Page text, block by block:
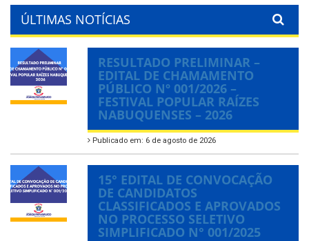
ÚLTIMAS NOTÍCIAS
RESULTADO PRELIMINAR –
EDITAL DE CHAMAMENTO
PÚBLICO Nº 001/2026 –
FESTIVAL POPULAR RAÍZES
NABUQUENSES – 2026
Publicado em: 6 de agosto de 2026
15° EDITAL DE CONVOCAÇÃO
DE CANDIDATOS
CLASSIFICADOS E APROVADOS
NO PROCESSO SELETIVO
SIMPLIFICADO N° 001/2025